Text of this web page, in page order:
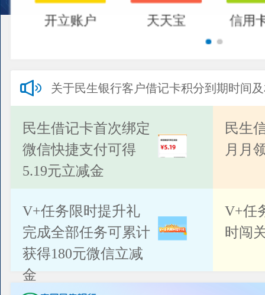
开立账户 天天宝 信用
关于民生银行客户借记卡积分到期时间
公告
民生借记卡首次绑定
微信快捷支付可得
5.19元立减金
民生
月月
V+任务限时提升礼
完成全部任务可累计
获得180元微信立减
金
V+任
时闯